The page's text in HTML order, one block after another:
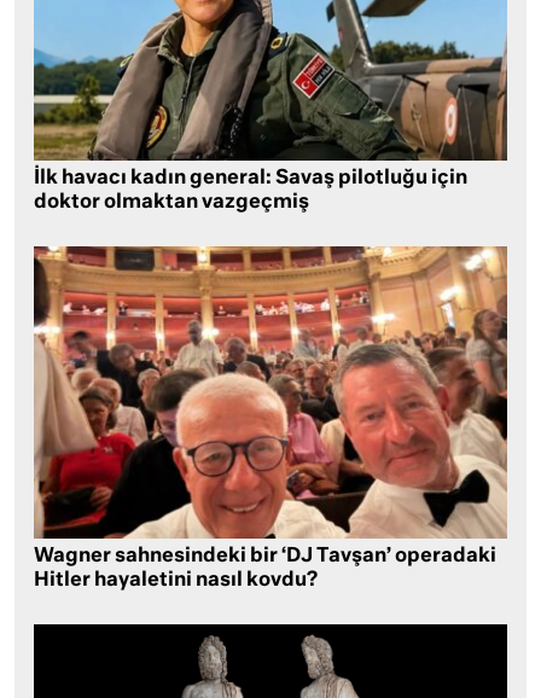
İlk havacı kadın general: Savaş pilotluğu için
doktor olmaktan vazgeçmiş
Wagner sahnesindeki bir ‘DJ Tavşan’ operadaki
Hitler hayaletini nasıl kovdu?